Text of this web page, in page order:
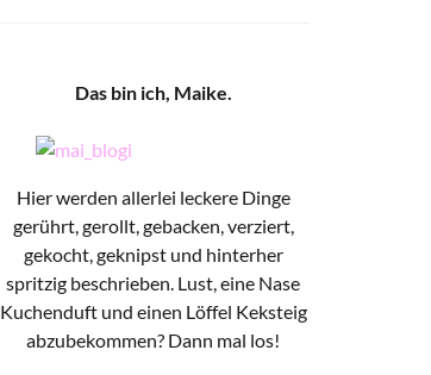
Das bin ich, Maike.
Hier werden allerlei leckere Dinge
gerührt, gerollt, gebacken, verziert,
gekocht, geknipst und hinterher
spritzig beschrieben. Lust, eine Nase
Kuchenduft und einen Löffel Keksteig
abzubekommen? Dann mal los!